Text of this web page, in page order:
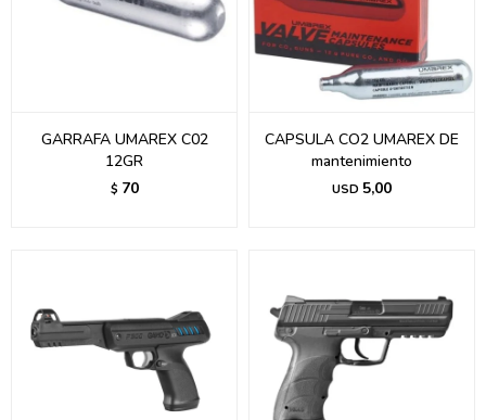
GARRAFA UMAREX C02
12GR
$ 70
CAPSULA CO2 UMAREX DE
mantenimiento
USD 5,00